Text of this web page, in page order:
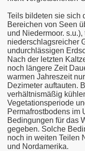
Teils bildeten sie sich
Bereichen von Seen
und Niedermoor.
niederschlagsreicher
undurchlässigen
Nach der letzten
noch längere Zeit
warmen Jahreszeit
Dezimeter auftauten.
verhältnismäßig
Vegetationsperiode
Permafrostbodens im
Bedingungen für das
gegeben. Solche
noch in weiten Teilen
und Nordamerika.